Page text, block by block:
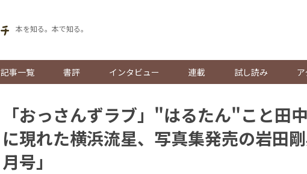
本を知る。本で知る。
記事一覧 書評 インタビュー 連載 試し読み
「おっさんずラブ」"はるたん"こと田
に現れた横浜流星、写真集発売の岩田
月号」